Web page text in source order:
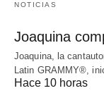
NOTICIAS
Joaquina
Joaquina, la
Latin GRAMMY®,
Hace 10 horas